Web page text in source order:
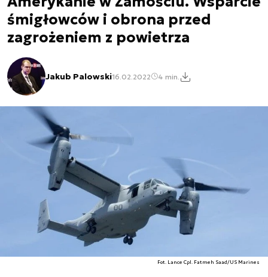
śmigłowców i obrona przed
zagrożeniem z powietrza
Jakub Palowski16.02.2022 4 min.
Fot. Lance Cpl. Fatmeh Saad/US Marines